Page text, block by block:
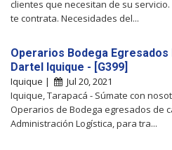
clientes que necesitan de su
te contrata. Necesidades del...
Operarios Bodega Egresados
Dartel Iquique - [G399]
Iquique |
Jul 20, 2021
Iquique, Tarapacá - Súmate con
Operarios de Bodega egresados de
Administración Logística, para tra...